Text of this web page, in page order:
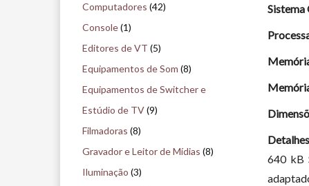
Sistema
640 kB
Computadores (42)
Console(1)
Editores de VT (5)
Equipamentos de Som (8)
Equipamentos de Switcher e
Estúdio de TV(9)
Filmadoras (8)
Gravador e Leitor de Mídias (8)
Iluminação (3)